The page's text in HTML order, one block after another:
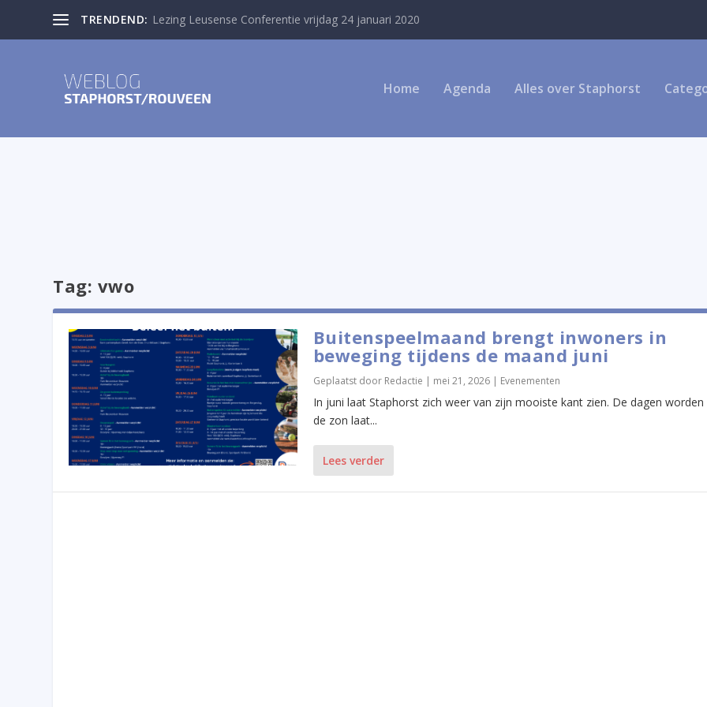
TRENDEND: Lezing Leusense Conferentie vrijdag 24 januari 2020
Home Agenda Alles over Staphorst
Tag: vwo
Buitenspeelmaand brengt inwoners in
beweging tijdens de maand juni
Geplaatst door Redactie | mei 21, 2026| Evenementen
In juni laat Staphorst zich weer van zijn mooiste kant zien. De dagen worden
de zon laat...
Lees verder